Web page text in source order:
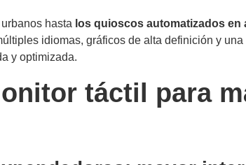
hasta los quioscos automatizados en
idiomas, gráficos de alta definición y
y optimizada.
táctil para